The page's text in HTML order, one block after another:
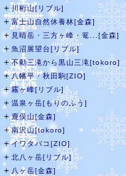
＋川桁山[リブル]
＋富士山自然休養林[金森]
＋ 見晴岳・三方ヶ峰・篭...[金森]
＋ 魚沼展望台[リブル]
＋不動三滝から黒山三滝[tokoro]
＋八幡平・秋田駒[ZIO]
＋霧ヶ峰[リブル]
＋ 温泉ヶ岳[もりのふう]
＋鹿俣山[金森]
＋南沢山[tokoro]
＋イワタバコ[ZIO]
＋ 北八ヶ岳[リブル]
＋ 八ヶ岳[金森]